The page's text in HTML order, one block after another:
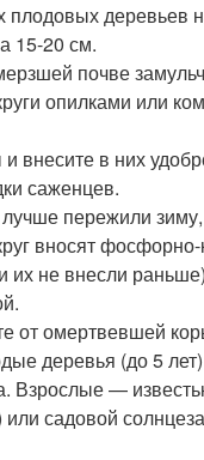
плодовых деревьев
15-20 см.
почве
опилками или
внесите в них
саженцев.
пережили
вносят
их не внесли
от омертвевшей
деревья (до 5
Взрослые —
или садовой